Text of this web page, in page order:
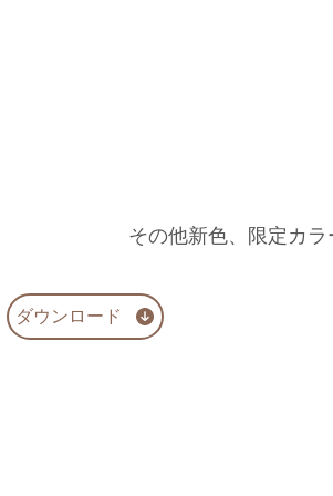
その他新色、限定カラ
ダウンロード